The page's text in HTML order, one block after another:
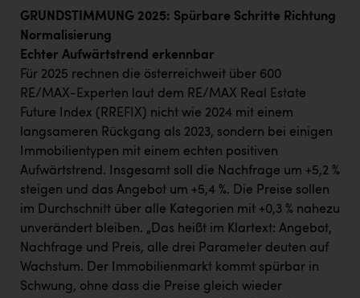
GRUNDSTIMMUNG 2025: Spürbare Schritte Richtung
Normalisierung
Echter Aufwärtstrend erkennbar
Für 2025 rechnen die österreichweit über 600
RE/MAX-Experten laut dem RE/MAX Real Estate
Future Index (RREFIX) nicht wie 2024 mit einem
langsameren Rückgang als 2023, sondern bei einigen
Immobilientypen mit einem echten positiven
Aufwärtstrend. Insgesamt soll die Nachfrage um +5,2 %
steigen und das Angebot um +5,4 %. Die Preise sollen
im Durchschnitt über alle Kategorien mit +0,3 % nahezu
unverändert bleiben. „Das heißt im Klartext: Angebot,
Nachfrage und Preis, alle drei Parameter deuten auf
Wachstum. Der Immobilienmarkt kommt spürbar in
Schwung, ohne dass die Preise gleich wieder